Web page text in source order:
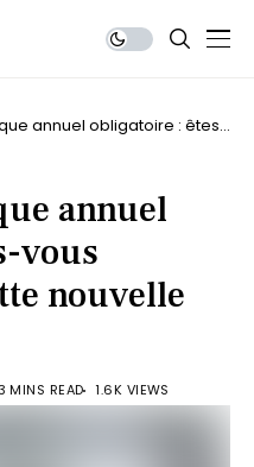
annuel obligatoire : êtes-
annuel
vous
nouvelle
MINS READ 1.6K VIEWS